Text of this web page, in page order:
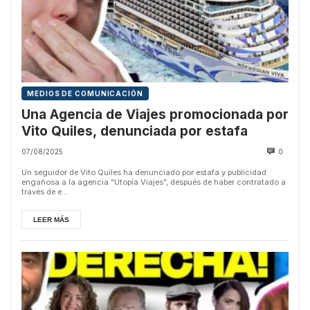
MEDIOS DE COMUNICACIÓN
Una Agencia de Viajes promocionada por
Vito Quiles, denunciada por estafa
07/08/2025 0
Un seguidor de Vito Quiles ha denunciado por estafa y publicidad
engañosa a la agencia “Utopía Viajes”, después de haber contratado a
través de e...
LEER MÁS